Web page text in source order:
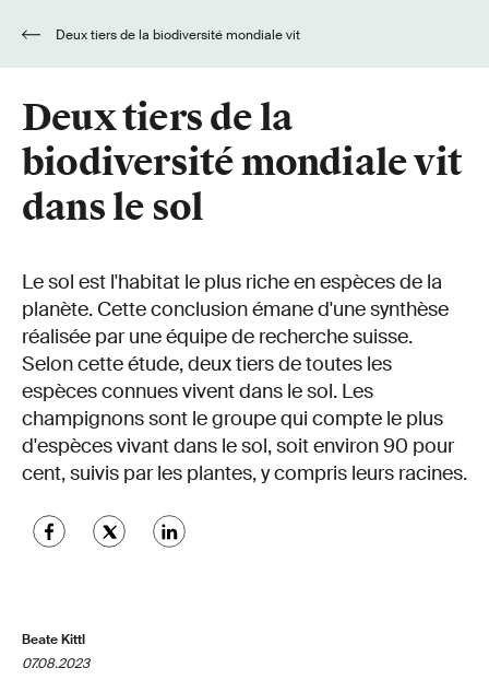
Deux tiers de la
biodiversité mondiale vit
dans le sol
Le sol est l'habitat le plus riche en espèces de la
planète. Cette conclusion émane d'une synthèse
réalisée par une équipe de recherche suisse.
Selon cette étude, deux tiers de toutes les
espèces connues vivent dans le sol. Les
champignons sont le groupe qui compte le plus
d'espèces vivant dans le sol, soit environ 90 pour
cent, suivis par les plantes, y compris leurs racines.
Beate Kittl
07.08.2023